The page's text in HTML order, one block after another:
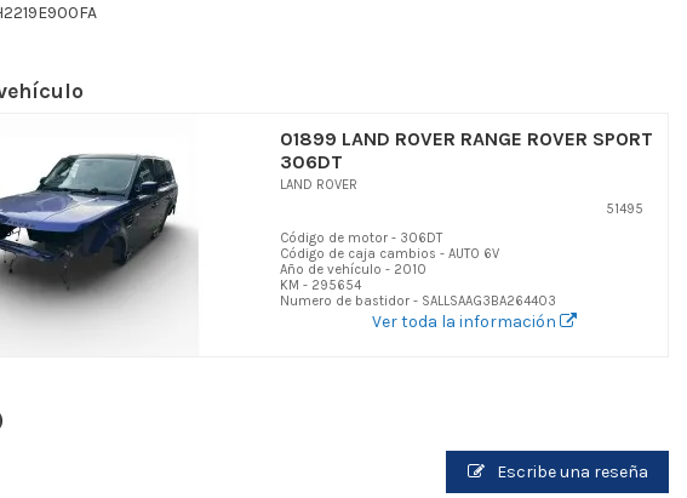
01899 LAND ROVER RANGE ROVER SPORT
306DT
LAND ROVER
51495
Código de motor - 306DT
Código de caja cambios - AUTO 6V
Año de vehículo - 2010
KM - 295654
Numero de bastidor - SALLSAAG3BA264403
Ver toda la información
Escribe una reseña